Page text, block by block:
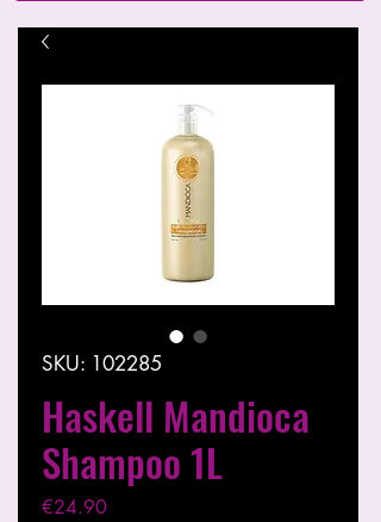
SKU: 102285
Haskell Mandioca
Shampoo 1L
€24.90मूल्य